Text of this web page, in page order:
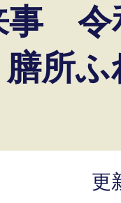
事 令
膳所
更